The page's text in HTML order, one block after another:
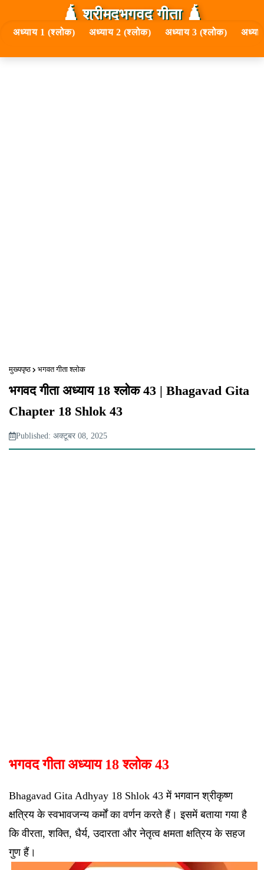
🛕 श्रीमद्‍भगवद्‍ गीता 🛕
अध्याय 1 (श्लोक) अध्याय 2 (श्लोक) अध्याय 3 (श्लोक)
मुख्यपृष्ठ भगवत गीता श्लोक
भगवद गीता अध्याय 18 श्लोक 43 | Bhagavad Gita
Chapter 18 Shlok 43
Published: अक्टूबर 08, 2025
भगवद गीता अध्याय 18 श्लोक 43
Bhagavad Gita Adhyay 18 Shlok 43 में भगवान श्रीकृष्ण
क्षत्रिय के स्वभावजन्य कर्मों का वर्णन करते हैं। इसमें बताया गया है
कि वीरता, शक्ति, धैर्य, उदारता और नेतृत्व क्षमता क्षत्रिय के सहज
गुण हैं।